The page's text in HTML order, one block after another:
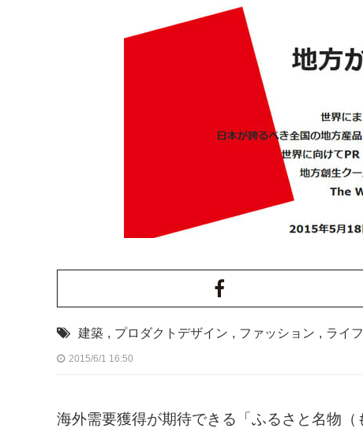
建築 , プロダクトデザイン , ファッション , ライ
2015/6/1 16:50
海外需要獲得が期待できる「ふるさと名物